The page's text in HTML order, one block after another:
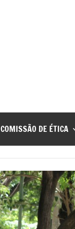
COMISSÃO DE ÉTICA